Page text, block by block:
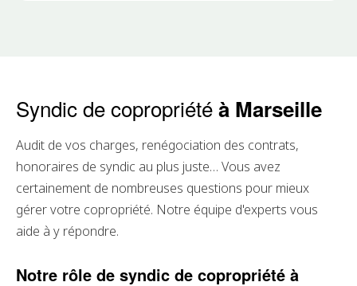
Syndic de copropriétéà Marseille
Audit de vos charges, renégociation des contrats,
honoraires de syndic au plus juste… Vous avez
certainement de nombreuses questions pour mieux
gérer votre copropriété. Notre équipe d'experts vous
aide à y répondre.
Notre rôle de syndic de copropriété à